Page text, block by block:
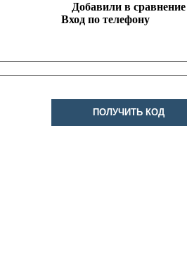
Добавили в сравнение
Вход по телефону
ПОЛУЧИТЬ КОД